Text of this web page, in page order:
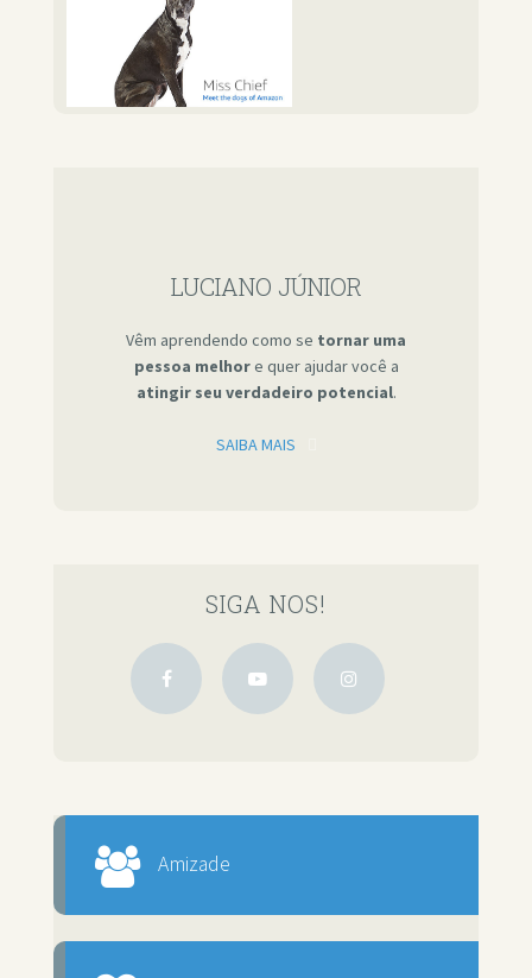
LUCIANO JÚNIOR
Vêm aprendendo como se tornar uma
pessoa melhore quer ajudar você a
atingir seu verdadeiro potencial.
SAIBA MAIS
SIGA NOS!
Amizade